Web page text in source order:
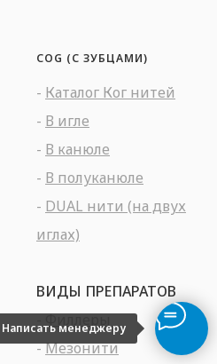
COG (С ЗУБЦАМИ)
- Каталог Ког нитей
- В игле
- В канюле
- В полуканюле
- DUAL нити (на двух
иглах)
ВИДЫ ПРЕПАРАТОВ
-Филлеры
-Мезонити
Написать менеджеру